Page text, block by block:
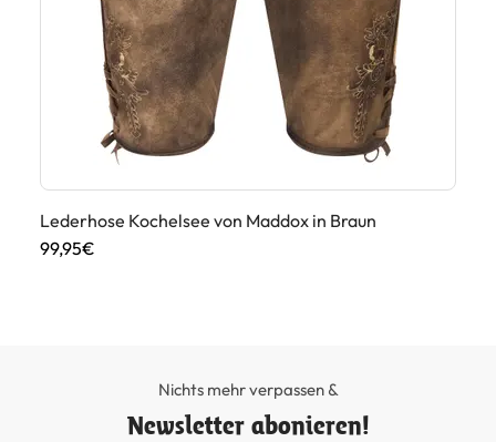
Lederhose Kochelsee von Maddox in Braun
99,95€
Nichts mehr verpassen &
Newsletter abonieren!